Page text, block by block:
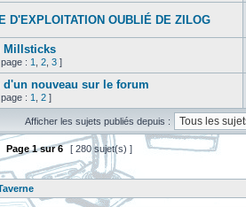
D'EXPLOITATION OUBLIÉ DE ZILOG
Millsticks
: 1 2 3 ]
d'un nouveau sur le forum
: 1 2 ]
Afficher les sujets publiés depuis :
Page1sur6 [ 280 sujet(s) ]